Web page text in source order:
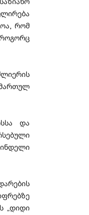
რომ
და
„დიდი